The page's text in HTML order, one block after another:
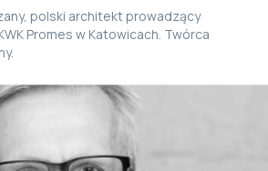
polski architekt prowadzący
Promes w Katowicach. Twórca